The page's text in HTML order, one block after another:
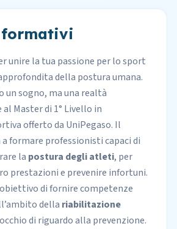
unire la tua passione per lo sport
della postura umana.
un sogno, ma una realtà
al Master di 1° Livello in
offerto da UniPegaso. Il
formare professionisti capaci di
la postura degli atleti, per
prestazioni e prevenire infortuni.
di fornire competenze
della riabilitazione
di riguardo alla prevenzione.